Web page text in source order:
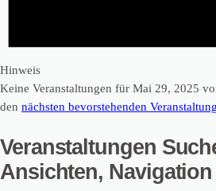
Hinweis
Keine Veranstaltungen für Mai 29, 2025
den nächsten bevorstehenden
Veranstaltungen
Ansichten, Navigation